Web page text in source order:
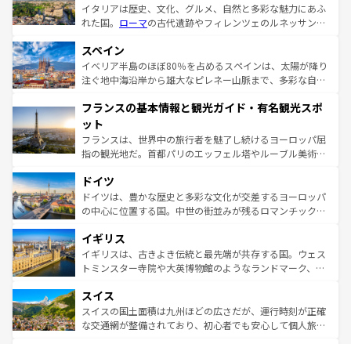
イタリアは歴史、文化、グルメ、自然と多彩な魅力にあふ
れた国。 ローマの古代遺跡やフィレンツェのルネッサンス
ろん、トスカーナの美しい田園風景やアマルフィ海岸の絶
景など、自然景観も見逃せない。観光の合間には、本場の
ピザやパスタなど、絶品のイタリア料理を堪能することも
ませてくれるイタリアで、忘れられない旅をしてみよう！
なお、新着のイタリア情報は
しい。
スペイン
イベリア半島のほぼ80％を占めるスペインは、太陽が降り
注ぐ地中海沿岸から雄大なピレネー山脈まで、多彩な自然
文化が根付くこの国では、情熱的なフラメンコ、熱気あふ
れる闘牛、そして美味しいタパスが生活の一部となってい
る。首都マドリードの洗練された雰囲気や、バルセロナの
アートに溢れた街角から、地方では古代ローマ遺跡や中世
せる。地方によって風土や気候が異なるスペインはその個
性で訪れる人を魅了する。 なお、新着のスペイン情報は コ
ンテンツ一覧を参照してほしい。
フランスの基本情報と観光ガイド・有名観光スポ
ット
フランスは、世界中の旅行者を魅了し続けるヨーロッパ屈
指の観光地だ。首都パリのエッフェル塔やルーブル美術館
で、幅広い魅力が詰まっている。華麗な宮殿、歴史的な大
聖堂、美しいビーチ、そして豊かな自然が、訪れる者を心
から魅了する。また、フランスは美食の国としても知ら
いる。シャンパンの発祥地であるランス、プロヴァンスの
香り高いラベンダー畑など、多彩な楽しみ方が可能だ。さ
らに、パリ以外の地域にも魅力が溢れており、どの街角に
れる地方に足を運ぶとそれぞれで全く異なる文化を体験で
きるだろう。 なお、新着のフランス情報はコンテンツ一覧
を参照してほしい。
ドイツ
ドイツは、豊かな歴史と多彩な文化が交差するヨーロッパ
の中心に位置する国。中世の街並みが残るロマンチック街
顔を持つこの国は、どこを歩いても飽きることがない。ベ
ルリンの文化的活気、バイエルン州のアルプスの絶景、そ
してライン川沿いのワイン畑といった風景は必見。ビール
は、お酒好きな人にはぜひ体験してほしい。 なお、新着の
ドイツ情報はコンテンツ一覧を参照してほしい。
イギリス
イギリスは、古きよき伝統と最先端が共存する国。ウェス
トミンスター寺院や大英博物館のようなランドマーク、歴
リアごとに異なる魅力がある。また、優雅なアフタヌーン
ティー、ビール好きにはたまらない英国パブ、サッカー観
戦など、本場だからこそできる体験も豊富。イギリスを旅
スイス
スイスの国土面積は九州ほどの広さだが、運行時刻が正確
な交通網が整備されており、初心者でも安心して個人旅行